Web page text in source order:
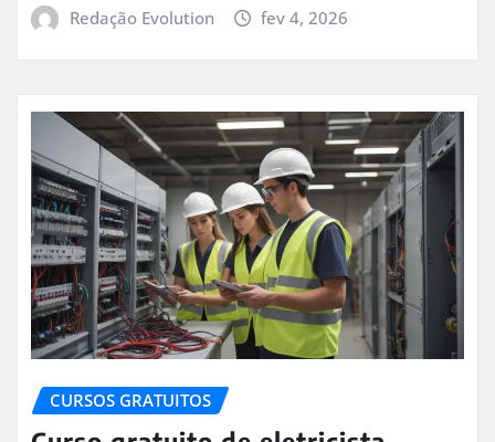
Redação Evolution fev 4, 2026
CURSOS GRATUITOS